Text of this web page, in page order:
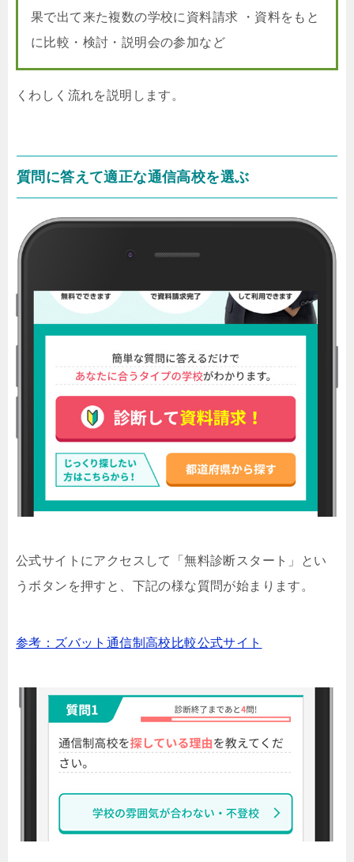
果で出て来た複数の学校に資料請求 ・資料をもと
に比較・検討・説明会の参加など
くわしく流れを説明します。
質問に答えて適正な通信高校を選ぶ
公式サイトにアクセスして「無料診断スタート」とい
うボタンを押すと、下記の様な質問が始まります。
参考：ズバット通信制高校比較公式サイト